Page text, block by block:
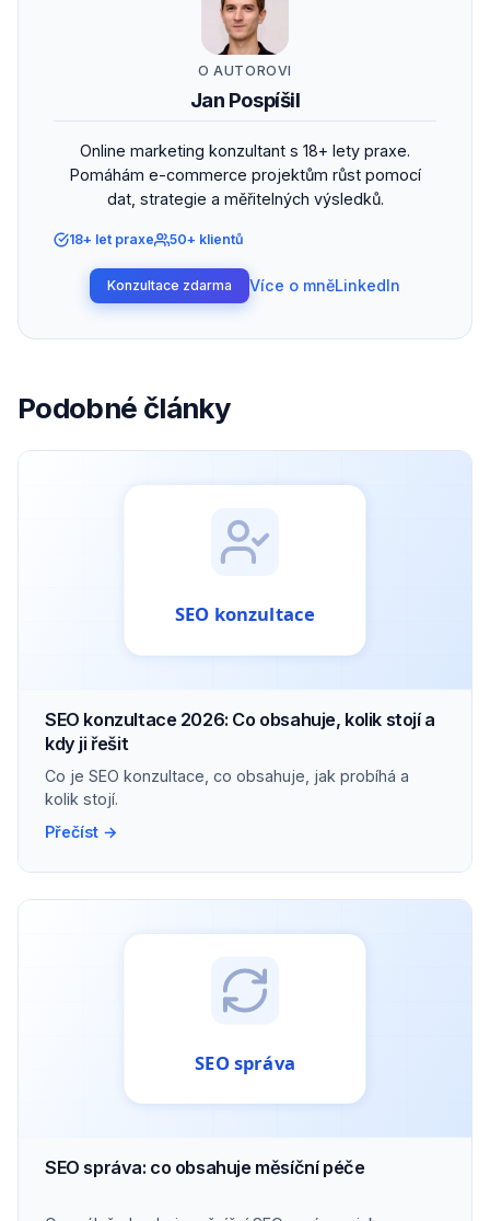
O AUTOROVI
Jan Pospíšil
Online marketing konzultant s 18+ lety praxe.
Pomáhám e-commerce projektům růst pomocí
dat, strategie a měřitelných výsledků.
18+ let praxe 50+ klientů
Konzultace zdarma Více o mněLinkedIn
Podobné články
SEO konzultace 2026: Co obsahuje, kolik stojí a
kdy ji řešit
Co je SEO konzultace, co obsahuje, jak probíhá a
kolik stojí.
Přečíst →
SEO správa: co obsahuje měsíční péče